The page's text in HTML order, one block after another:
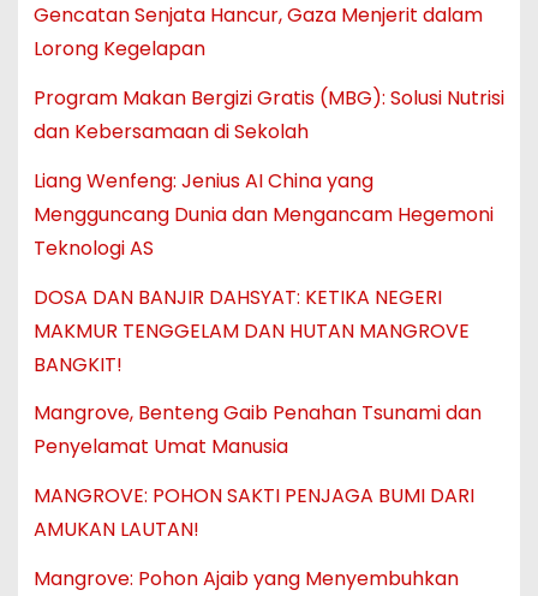
Gencatan Senjata Hancur, Gaza Menjerit dalam
Lorong Kegelapan
Program Makan Bergizi Gratis (MBG): Solusi Nutrisi
dan Kebersamaan di Sekolah
Liang Wenfeng: Jenius AI China yang
Mengguncang Dunia dan Mengancam Hegemoni
Teknologi AS
DOSA DAN BANJIR DAHSYAT: KETIKA NEGERI
MAKMUR TENGGELAM DAN HUTAN MANGROVE
BANGKIT!
Mangrove, Benteng Gaib Penahan Tsunami dan
Penyelamat Umat Manusia
MANGROVE: POHON SAKTI PENJAGA BUMI DARI
AMUKAN LAUTAN!
Mangrove: Pohon Ajaib yang Menyembuhkan